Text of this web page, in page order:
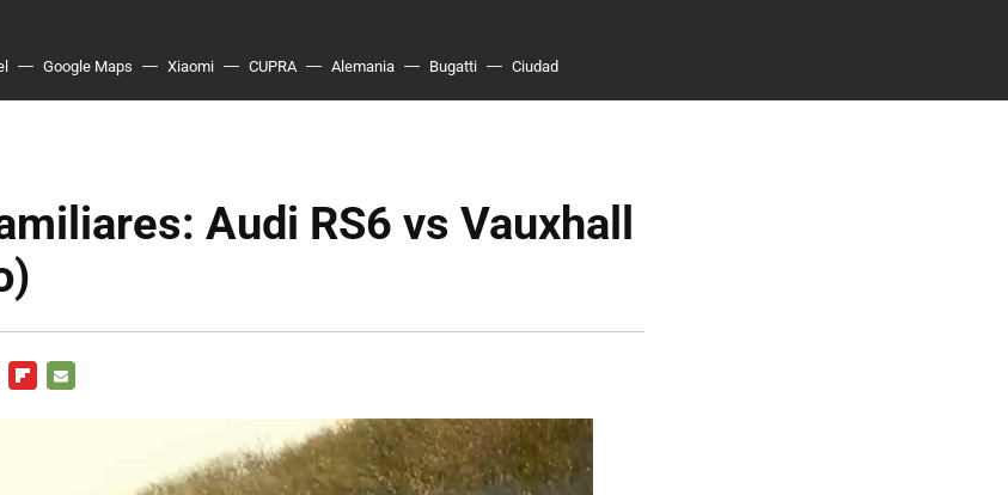
Google Maps Xiaomi CUPRA Alemania Bugatti Ciudad
Audi RS6 vs Vauxhall